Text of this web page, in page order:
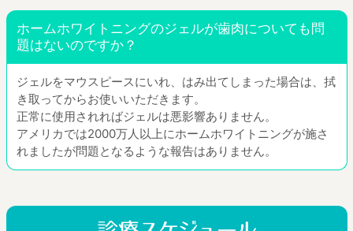
ホームホワイトニングのジェルが歯肉についても問
題はないのですか？
ジェルをマウスピースにいれ、はみ出てしまった場合は、拭
き取ってからお使いいただきます。
正常に使用されればジェルは悪影響ありません。
アメリカでは2000万人以上にホームホワイトニングが施さ
れましたが問題となるような報告はありません。